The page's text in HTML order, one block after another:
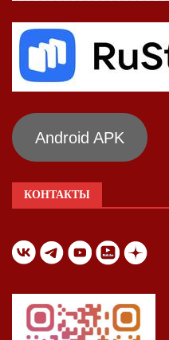
Android APK
КОНТАКТЫ